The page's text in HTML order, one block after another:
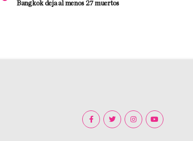
Bangkok deja al menos 27 muertos